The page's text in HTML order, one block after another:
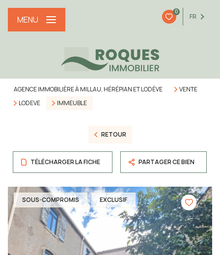
0
FR
MENU
AGENCE IMMOBILIÈRE À MILLAU, HÉRÉPIAN ET LODÈVE
VENTE
LODEVE
IMMEUBLE
RETOUR
TÉLÉCHARGER LA FICHE PARTAGER CE BIEN
SOUS-COMPROMIS EXCLUSIF